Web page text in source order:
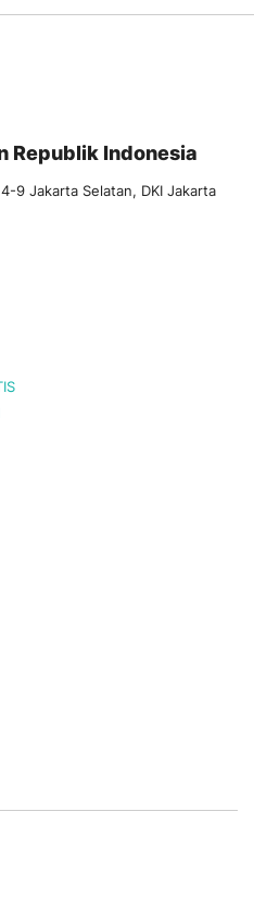
Republik Indonesia
9 Jakarta Selatan, DKI Jakarta